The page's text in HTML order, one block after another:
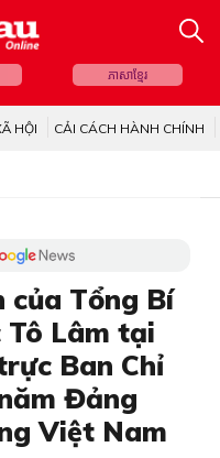
ភាសាខ្មែរ
HỘI CẢI CÁCH HÀNH CHÍNH
của Tổng Bí
Tô Lâm tại
Ban Chỉ
Đảng
Việt Nam